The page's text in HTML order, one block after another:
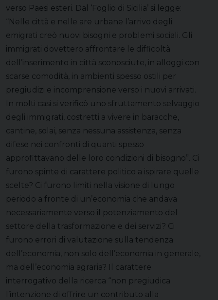
verso Paesi esteri. Dal ‘Foglio di Sicilia’ si legge:
“Nelle città e nelle are urbane l’arrivo degli
emigrati creò nuovi bisogni e problemi sociali. Gli
immigrati dovettero affrontare le difficoltà
dell’inserimento in città sconosciute, in alloggi con
scarse comodità, in ambienti spesso ostili per
pregiudizi e incomprensione verso i nuovi arrivati.
In molti casi si verificò uno sfruttamento selvaggio
degli immigrati, costretti a vivere in baracche,
cantine, solai, senza nessuna assistenza, senza
difese nei confronti di quanti spesso
approfittavano delle loro condizioni di bisogno”. Ci
furono spinte di carattere politico a ispirare quelle
scelte? Ci furono limiti nella visione di lungo
periodo a fronte di un’economia che andava
necessariamente verso il potenziamento del
settore della trasformazione e dei servizi? Ci
furono errori di valutazione sulla tendenza
dell’economia, non solo dell’economia in generale,
ma dell’economia agraria? Il carattere
interrogativo della ricerca “non pregiudica
l’intenzione di offrire un contributo alla